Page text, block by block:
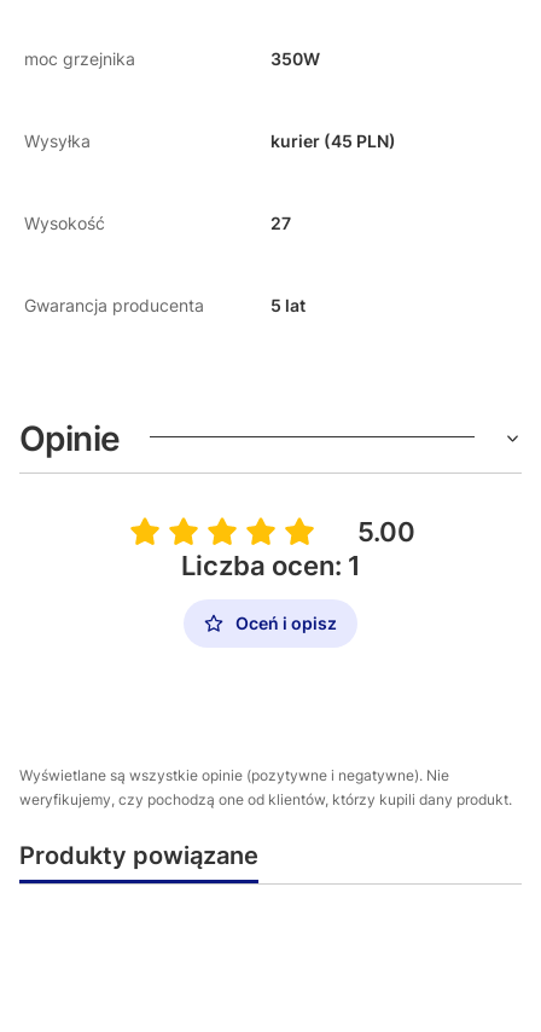
moc grzejnika 350W
Wysyłka kurier (45 PLN)
Wysokość 27
Gwarancja producenta 5 lat
Opinie
5.00
Liczba ocen: 1
Oceń i opisz
Wyświetlane są wszystkie opinie (pozytywne i negatywne). Nie
weryfikujemy, czy pochodzą one od klientów, którzy kupili dany produkt.
Produkty powiązane